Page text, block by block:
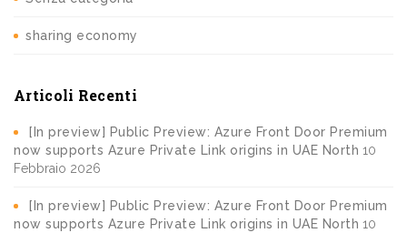
sharing economy
Articoli Recenti
[In preview] Public Preview: Azure Front Door Premium
now supports Azure Private Link origins in UAE North 10
Febbraio 2026
[In preview] Public Preview: Azure Front Door Premium
now supports Azure Private Link origins in UAE North 10